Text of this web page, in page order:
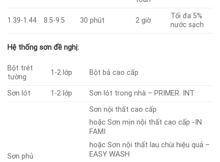
1.39-1.44 8.5-9.5 30 phút 2 giờ
Tối đa 5%
nước sạch
Hệ thống sơn đề nghị:
Bột trét
tường
1-2 lớp Bột bả cao cấp
Sơn lót 1-2 lớp Sơn lót trong nhà – PRIMER. INT
Sơn phủ
Sơn nội thất cao cấp
hoặc Sơn mịn nội thất cao cấp -IN
FAMI
hoặc Sơn nội thất lau chùi hiệu quả –
EASY WASH